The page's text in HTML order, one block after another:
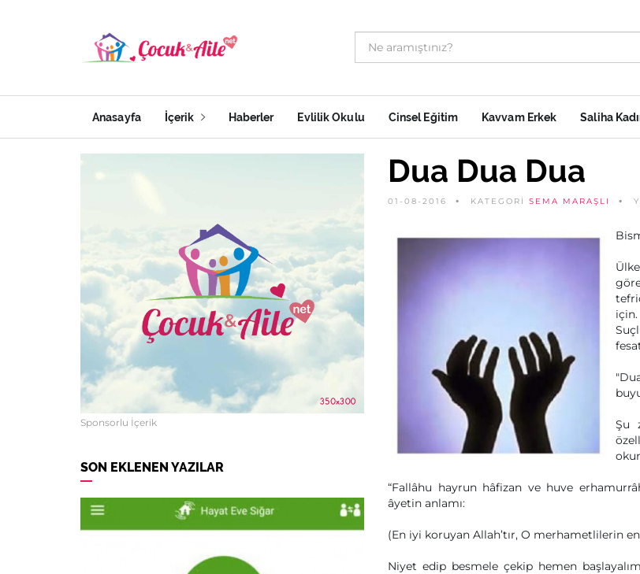
Anasayfa İçerik Haberler Evlilik Okulu Cinsel Eğitim Kavvam Erkek Saliha
Sponsorlu İçerik
SON EKLENEN YAZILAR
Dua Dua Dua
01-08-2016 KATEGORİ SEMA MARAŞLI
Şu
“Fallâhu hayrun hâfizan ve huve
âyetin anlamı:
(En iyi koruyan Allah’tır, O merhametlilerin
Niyet edip besmele çekip hemen